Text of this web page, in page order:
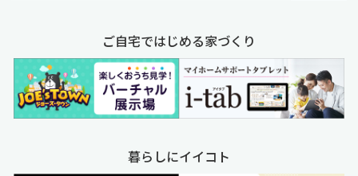
ご自宅ではじめる家づくり
暮らしにイイコト